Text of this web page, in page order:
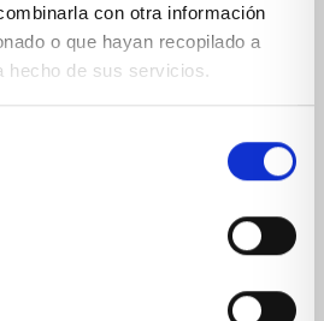
con otra información
o que hayan recopilado a
hecho de sus servicios.